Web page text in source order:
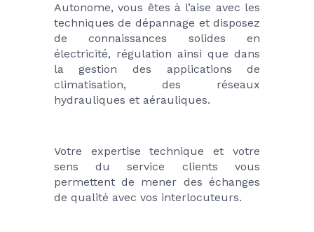
Autonome, vous êtes à l’aise avec les
techniques de dépannage et disposez
de connaissances solides en
électricité, régulation ainsi que dans
la gestion des applications de
climatisation, des réseaux
hydrauliques et aérauliques.
Votre expertise technique et votre
sens du service clients vous
permettent de mener des échanges
de qualité avec vos interlocuteurs.